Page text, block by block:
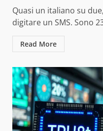
Quasi un italiano su
digitare un SMS. Sono
Read More